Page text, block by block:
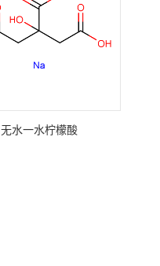
无水一水柠檬酸